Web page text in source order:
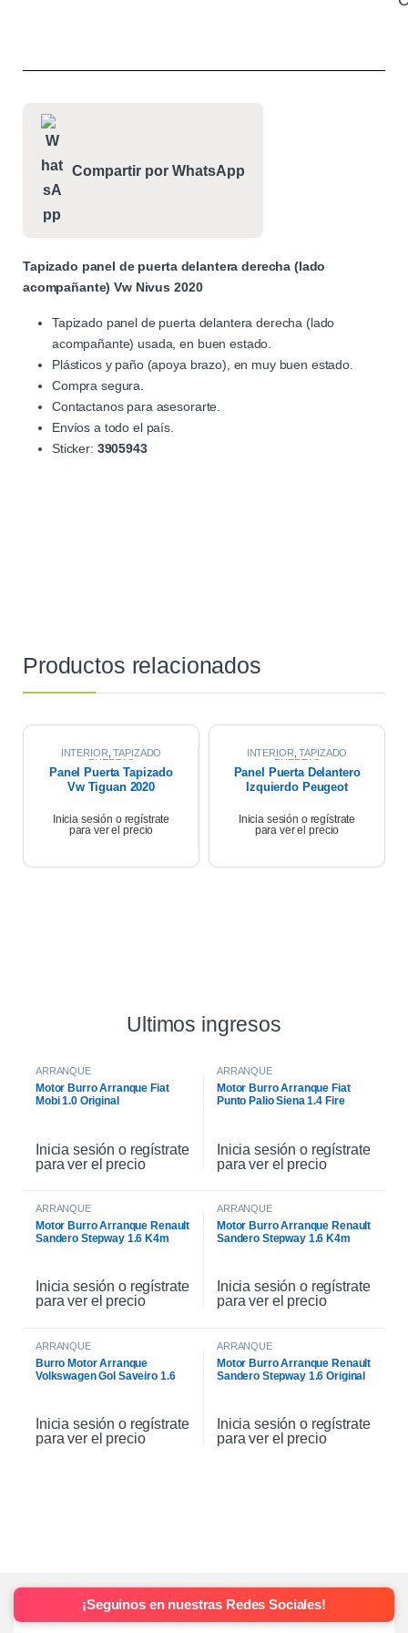
Compartir por WhatsApp
Tapizado panel de puerta delantera derecha (lado
acompañante) Vw Nivus 2020
Tapizado panel de puerta delantera derecha (lado
acompañante) usada, en buen estado.
Plásticos y paño (apoya brazo), en muy buen estado.
Compra segura.
Contactanos para asesorarte.
Envíos a todo el país.
Sticker: 3905943
Productos relacionados
INTERIOR ,TAPIZADO
PUERTAS
Panel Puerta Tapizado
Vw Tiguan 2020
Inicia sesión o regístrate
para ver el precio
INTERIOR ,TAPIZADO
PUERTAS
Panel Puerta Delantero
Izquierdo Peugeot
Inicia sesión o regístrate
para ver el precio
Ultimos ingresos
ARRANQUE
Motor Burro Arranque Fiat
Mobi 1.0 Original
Inicia sesión o regístrate
para ver el precio
ARRANQUE
Motor Burro Arranque Fiat
Punto Palio Siena 1.4 Fire
Inicia sesión o regístrate
para ver el precio
ARRANQUE
Motor Burro Arranque Renault
Sandero Stepway 1.6 K4m
Inicia sesión o regístrate
para ver el precio
ARRANQUE
Motor Burro Arranque Renault
Sandero Stepway 1.6 K4m
Inicia sesión o regístrate
para ver el precio
ARRANQUE
Burro Motor Arranque
Volkswagen Gol Saveiro 1.6
Inicia sesión o regístrate
para ver el precio
ARRANQUE
Motor Burro Arranque Renault
Sandero Stepway 1.6 Original
Inicia sesión o regístrate
para ver el precio
¡Seguinos en nuestras Redes Sociales!